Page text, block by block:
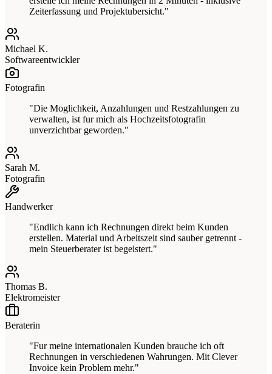
Zeiterfassung und Projektubersicht."
Michael K.
Softwareentwickler
Fotografin
"Die Moglichkeit, Anzahlungen und Restzahlungen zu
verwalten, ist fur mich als Hochzeitsfotografin
unverzichtbar geworden."
Sarah M.
Fotografin
Handwerker
"Endlich kann ich Rechnungen direkt beim Kunden
erstellen. Material und Arbeitszeit sind sauber getrennt -
mein Steuerberater ist begeistert."
Thomas B.
Elektromeister
Beraterin
"Fur meine internationalen Kunden brauche ich oft
Rechnungen in verschiedenen Wahrungen. Mit Clever
Invoice kein Problem mehr."